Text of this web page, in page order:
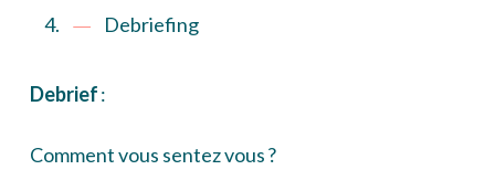
Debriefing
Debrief:
Comment vous sentez vous ?